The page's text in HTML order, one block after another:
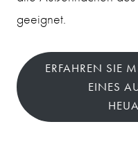
geeignet.
ERFAHREN SIE
EINES